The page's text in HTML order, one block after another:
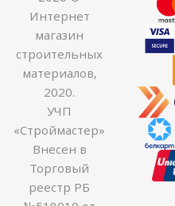
Интернет
магазин
строительных
материалов,
2020.
УЧП
«Строймастер»
Внесен в
Торговый
реестр РБ